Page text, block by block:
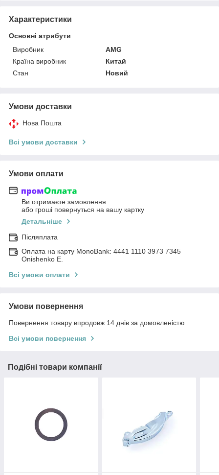
Характеристики
Основні атрибути
Виробник
AMG
Країна виробник
Китай
Стан
Новий
Умови доставки
Нова Пошта
Всі умови доставки
Умови оплати
Ви отримаєте замовлення
або гроші повернуться на вашу картку
Детальніше
Післяплата
Оплата на карту MonoBank: 4441 1110 3973 7345
Onishenko E.
Всі умови оплати
Умови повернення
Повернення товару впродовж 14 днів за домовленістю
Всі умови повернення
Подібні товари компанії